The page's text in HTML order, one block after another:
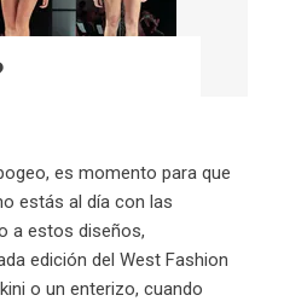
es momento para que
estás al día con las
a estos diseños,
edición del West Fashion
o un enterizo, cuando